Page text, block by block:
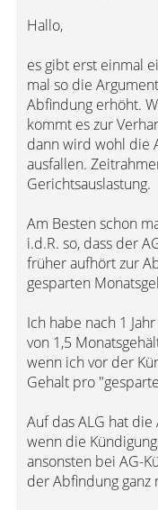
Hallo,
es gibt erst einmal
mal so die
Abfindung erhöht.
kommt es zur
dann wird wohl die
ausfallen.
Gerichtsauslastung.
Am Besten schon
i.d.R. so, dass der
früher aufhört zur
gesparten
Ich habe nach 1
von 1,5
wenn ich vor der
Gehalt pro
Auf das ALG hat
wenn die
ansonsten bei AG-
der Abfindung ganz